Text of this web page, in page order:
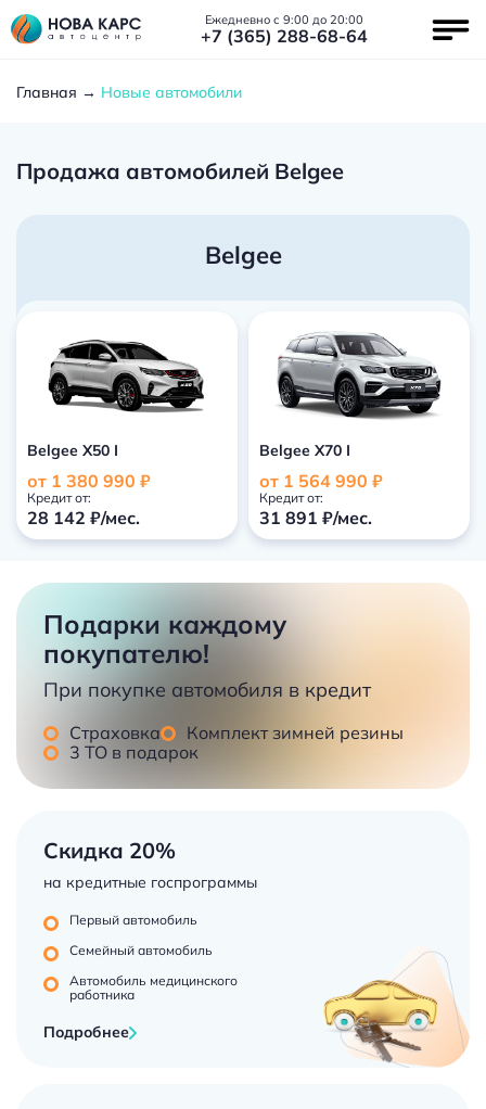
Ежедневно с 9:00 до 20:00
+7 (365) 288-68-64
Главная Новые автомобили
Продажа автомобилей Belgee
Belgee
Belgee X50 I
от 1 380 990 ₽
Кредит от:
28 142 ₽/мес.
Belgee X70 I
от 1 564 990 ₽
Кредит от:
31 891 ₽/мес.
Подарки каждому
покупателю!
При покупке автомобиля в кредит
Страховка
Комплект зимней резины
3 ТО в подарок
Скидка 20%
на кредитные госпрограммы
Первый автомобиль
Семейный автомобиль
Автомобиль медицинского
работника
Подробнее